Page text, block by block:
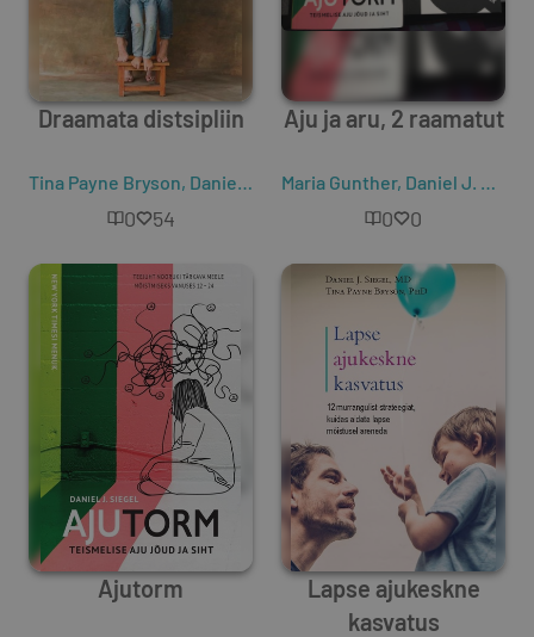
Draamata distsipliin
Tina Payne Bryson, Daniel J. Siegel
0 54
Aju ja aru, 2 raamatut
Maria Gunther, Daniel J. Siegel
0 0
Ajutorm
Lapse ajukeskne
kasvatus